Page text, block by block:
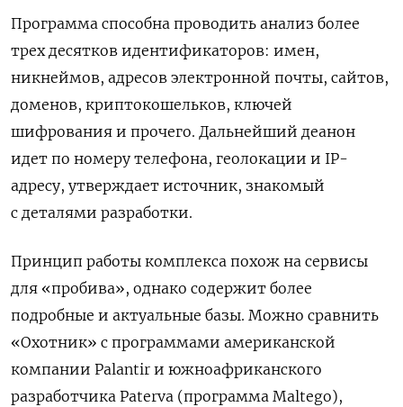
Программа способна проводить анализ более
трех десятков идентификаторов: имен,
никнеймов, адресов электронной почты, сайтов,
доменов, криптокошельков, ключей
шифрования и прочего. Дальнейший деанон
идет по номеру телефона, геолокации и IP-
адресу, утверждает источник, знакомый
с деталями разработки.
Принцип работы комплекса похож на сервисы
для «пробива», однако содержит более
подробные и актуальные базы. Можно сравнить
«Охотник» с программами американской
компании Palantir и южноафриканского
разработчика Paterva (программа Maltego),